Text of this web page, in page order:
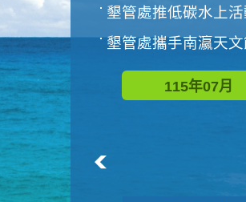
墾管處推低碳水上活動 應屆畢業生限
墾管處攜手南瀛天文館 打造沉浸式
115年07月